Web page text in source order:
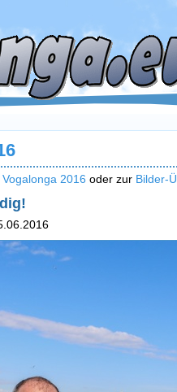
2016 oder zur Bilder-